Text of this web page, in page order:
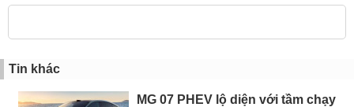
Tin khác
MG 07 PHEV lộ diện với tầm chạy